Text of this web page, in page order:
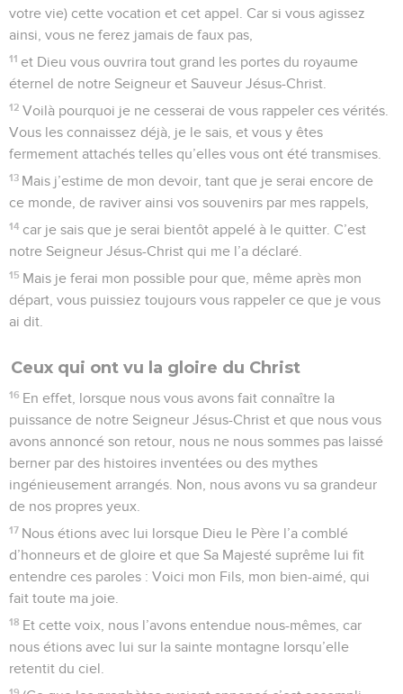
votre vie) cette vocation et cet appel. Car si vous agissez
ainsi, vous ne ferez jamais de faux pas,
11 et Dieu vous ouvrira tout grand les portes du royaume
éternel de notre Seigneur et Sauveur Jésus-Christ.
12 Voilà pourquoi je ne cesserai de vous rappeler ces vérités.
Vous les connaissez déjà, je le sais, et vous y êtes
fermement attachés telles qu’elles vous ont été transmises.
13 Mais j’estime de mon devoir, tant que je serai encore de
ce monde, de raviver ainsi vos souvenirs par mes rappels,
14 car je sais que je serai bientôt appelé à le quitter. C’est
notre Seigneur Jésus-Christ qui me l’a déclaré.
15 Mais je ferai mon possible pour que, même après mon
départ, vous puissiez toujours vous rappeler ce que je vous
ai dit.
Ceux qui ont vu la gloire du Christ
16 En effet, lorsque nous vous avons fait connaître la
puissance de notre Seigneur Jésus-Christ et que nous vous
avons annoncé son retour, nous ne nous sommes pas laissé
berner par des histoires inventées ou des mythes
ingénieusement arrangés. Non, nous avons vu sa grandeur
de nos propres yeux.
17 Nous étions avec lui lorsque Dieu le Père l’a comblé
d’honneurs et de gloire et que Sa Majesté suprême lui fit
entendre ces paroles : Voici mon Fils, mon bien-aimé, qui
fait toute ma joie.
18 Et cette voix, nous l’avons entendue nous-mêmes, car
nous étions avec lui sur la sainte montagne lorsqu’elle
retentit du ciel.
19